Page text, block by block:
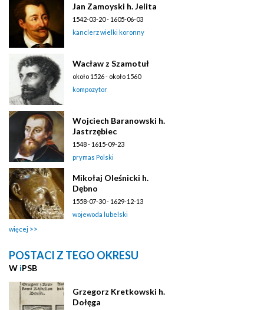
Jan Zamoyski h. Jelita
1542-03-20 - 1605-06-03
kanclerz wielki koronny
Wacław z Szamotuł
około 1526 - około 1560
kompozytor
Wojciech Baranowski h.
Jastrzębiec
1548 - 1615-09-23
prymas Polski
Mikołaj Oleśnicki h.
Dębno
1558-07-30 - 1629-12-13
wojewoda lubelski
więcej
POSTACI Z TEGO OKRESU
W iPSB
Grzegorz Kretkowski h.
Dołęga